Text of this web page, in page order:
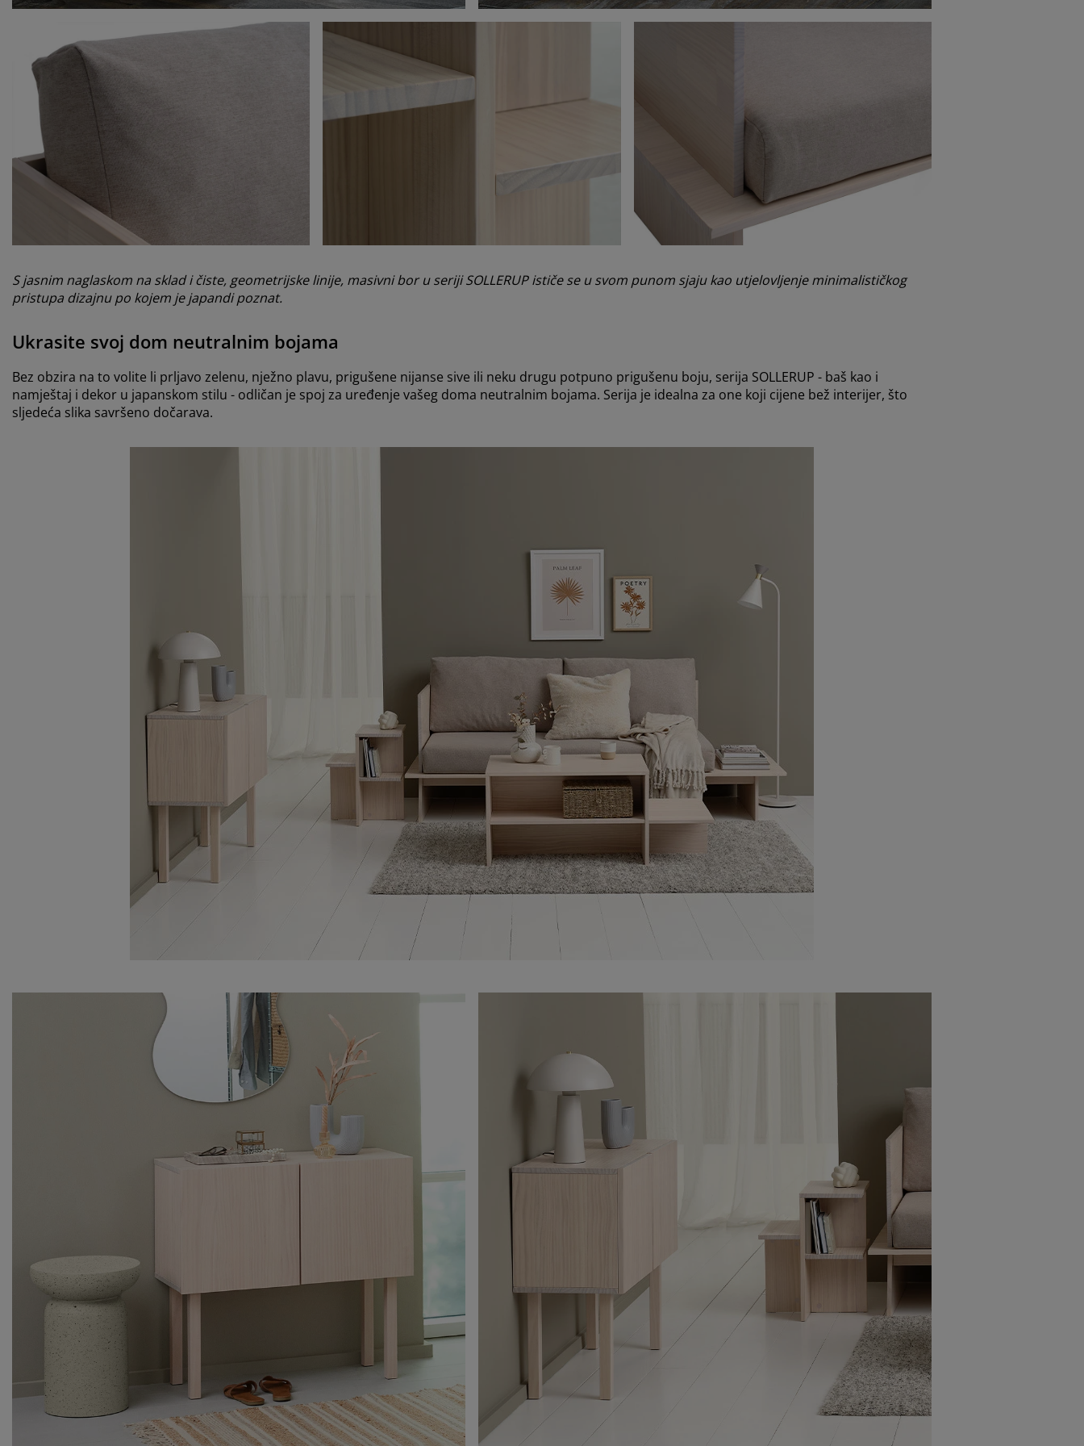
S jasnim naglaskom na sklad i čiste, geometrijske linije, masivni bor u seriji SOLLERUP ističe se u svom punom sjaju kao utjelovljenje minimalističkog
pristupa dizajnu po kojem je japandi poznat.
Ukrasite svoj dom neutralnim bojama
Bez obzira na to volite li prljavo zelenu, nježno plavu, prigušene nijanse sive ili neku drugu potpuno prigušenu boju, serija SOLLERUP - baš kao i
namještaj i dekor u japanskom stilu - odličan je spoj za uređenje vašeg doma neutralnim bojama. Serija je idealna za one koji cijene bež interijer, što
sljedeća slika savršeno dočarava.